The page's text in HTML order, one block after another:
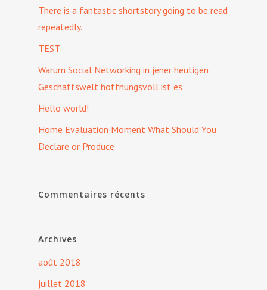
There is a fantastic shortstory going to be read
repeatedly.
TEST
Warum Social Networking in jener heutigen
Geschäftswelt hoffnungsvoll ist es
Hello world!
Home Evaluation Moment What Should You
Declare or Produce
Commentaires récents
Archives
août 2018
juillet 2018